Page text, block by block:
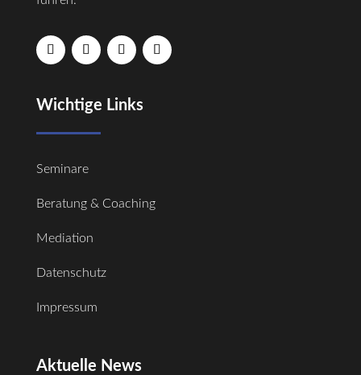
Wichtige Links
Seminare
Beratung & Coaching
Mediation
Datenschutz
Impressum
Aktuelle News